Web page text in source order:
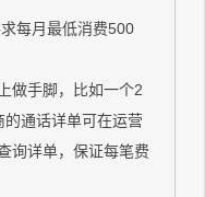
每月最低消费500
做手脚，比如一个2
通话详单可在运营
询详单，保证每笔费